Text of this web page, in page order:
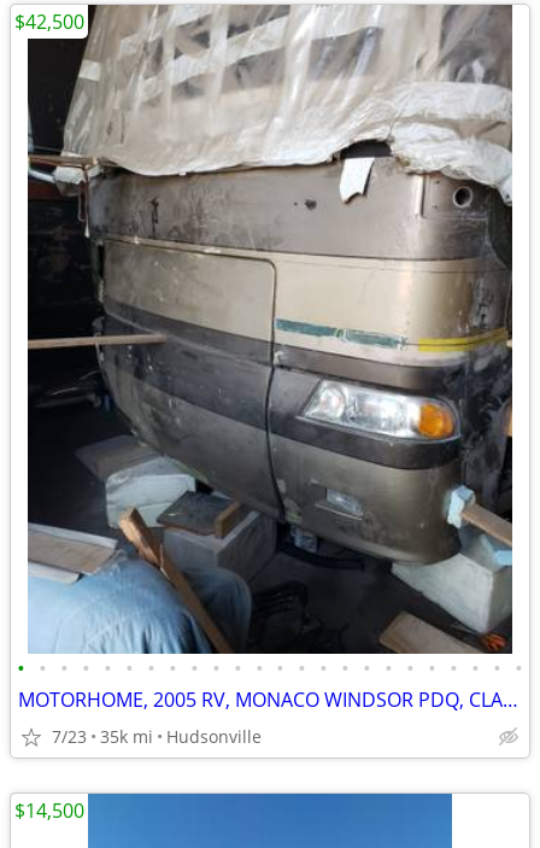
• • • • • • • • • • • • • • • • • • • • • • • •
MOTORHOME, 2005 RV, MONACO WINDSOR PDQ, CLASS A
7/23 35k mi Hudsonville
$42,500
$14,500